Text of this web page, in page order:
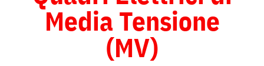
Media Tensione
(MV)